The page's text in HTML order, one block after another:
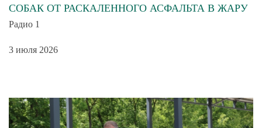
СОБАК ОТ РАСКАЛЕННОГО АСФАЛЬТА В ЖАРУ
Радио 1
3 июля 2026